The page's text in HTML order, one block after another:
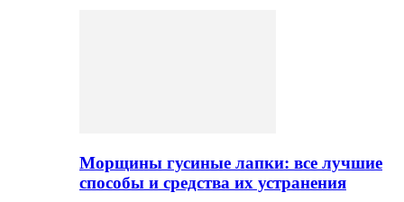
Морщины гусиные лапки: все лучшие
способы и средства их устранения